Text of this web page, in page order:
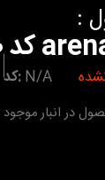
:
کد:N/A
در انبار